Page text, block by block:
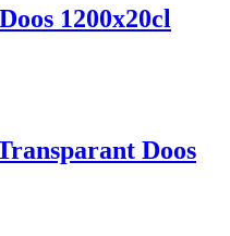
1200x20cl
Doos